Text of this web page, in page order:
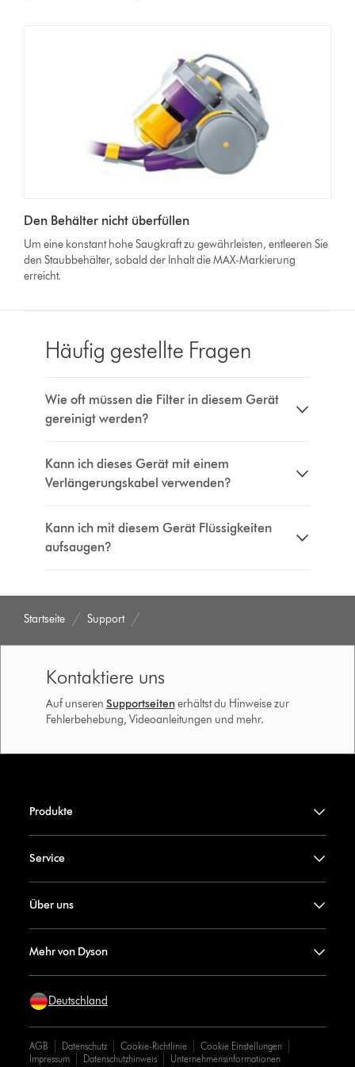
Den Behälter nicht überfüllen
Um eine konstant hohe Saugkraft zu gewährleisten, entleeren Sie
den Staubbehälter, sobald der Inhalt die MAX-Markierung
erreicht.
Häufig gestellte Fragen
Wie oft müssen die Filter in diesem Gerät
gereinigt werden?
Kann ich dieses Gerät mit einem
Verlängerungskabel verwenden?
Kann ich mit diesem Gerät Flüssigkeiten
aufsaugen?
Startseite Support
Kontaktiere uns
Auf unseren Supportseiten erhältst du Hinweise zur
Fehlerbehebung, Videoanleitungen und mehr.
Produkte
Service
Über uns
Mehr von Dyson
Deutschland
AGB Datenschutz Cookie-Richtlinie
Cookie Einstellungen
Impressum
Datenschutzhinweis Unternehmensinformationen